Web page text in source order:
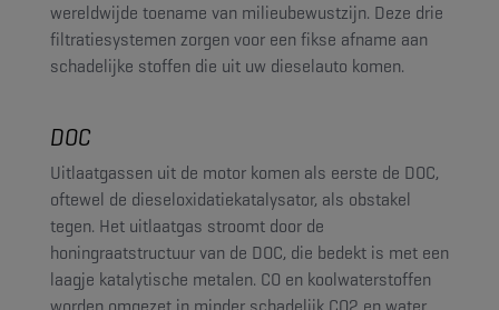
wereldwijde toename van milieubewustzijn. Deze drie
filtratiesystemen zorgen voor een fikse afname aan
schadelijke stoffen die uit uw dieselauto komen.
DOC
Uitlaatgassen uit de motor komen als eerste de DOC,
oftewel de dieseloxidatiekatalysator, als obstakel
tegen. Het uitlaatgas stroomt door de
honingraatstructuur van de DOC, die bedekt is met een
laagje katalytische metalen. CO en koolwaterstoffen